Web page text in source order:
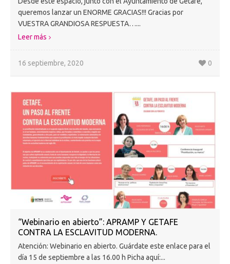
queremos lanzar un ENORME GRACIAS!!! Gracias por
VUESTRA GRANDIOSA RESPUESTA…...
Leer más
16 septiembre, 2020 0
“Webinario en abierto”: APRAMP Y GETAFE
CONTRA LA ESCLAVITUD MODERNA.
Atención: Webinario en abierto. Guárdate este enlace para el
día 15 de septiembre a las 16.00 h Picha aquí:...